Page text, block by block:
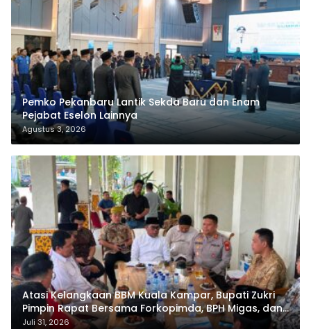
Pemko Pekanbaru Lantik Sekda Baru dan Enam
Pejabat Eselon Lainnya
Agustus 3, 2026
Atasi Kelangkaan BBM Kuala Kampar, Bupati Zukri
Pimpin Rapat Bersama Forkopimda, BPH Migas, dan
Pertamina
Juli 31, 2026